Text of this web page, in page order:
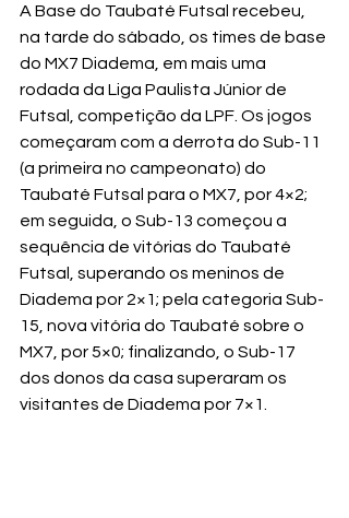
A Base do Taubaté Futsal recebeu,
na tarde do sábado, os times de base
do MX7 Diadema, em mais uma
rodada da Liga Paulista Júnior de
Futsal, competição da LPF. Os jogos
começaram com a derrota do Sub-11
(a primeira no campeonato) do
Taubaté Futsal para o MX7, por 4×2;
em seguida, o Sub-13 começou a
sequência de vitórias do Taubaté
Futsal, superando os meninos de
Diadema por 2×1; pela categoria Sub-
15, nova vitória do Taubaté sobre o
MX7, por 5×0; finalizando, o Sub-17
dos donos da casa superaram os
visitantes de Diadema por 7×1.